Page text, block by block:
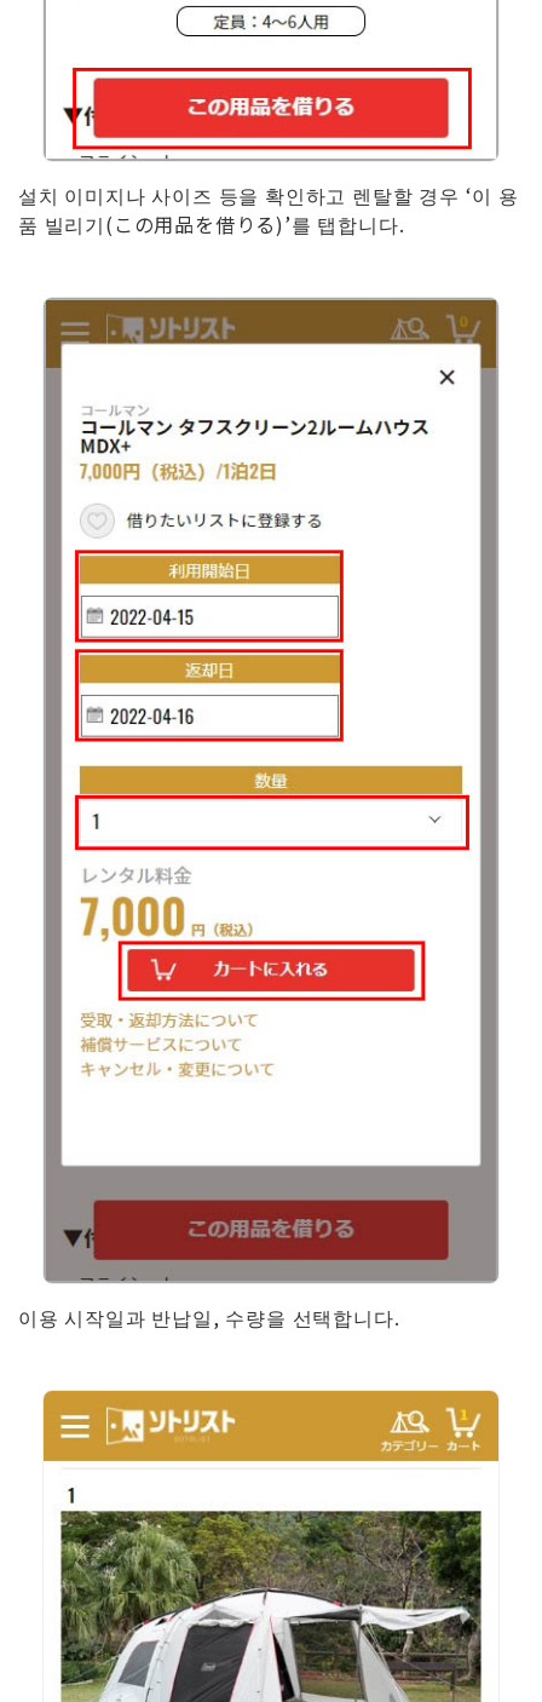
설치 이미지나 사이즈 등을 확인하고 렌탈할 경우 ‘이 용
품 빌리기(この用品を借りる)’를 탭합니다.
이용 시작일과 반납일, 수량을 선택합니다.